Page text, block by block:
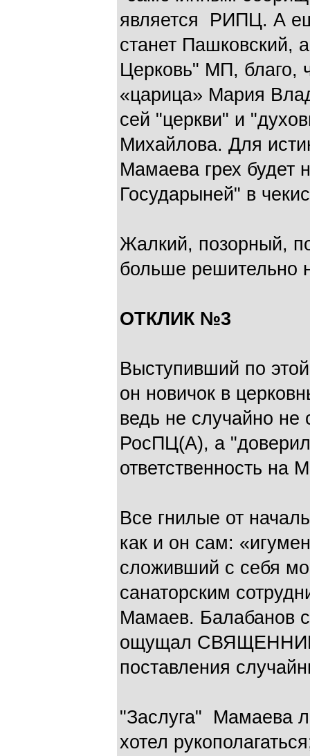
является РИПЦ. А
станет Пашковский,
Церковь" МП, благо,
«царица» Мария
сей "церкви" и
Михайлова. Для
Мамаева грех будет
Государыней" в
Жалкий, позорный,
больше решительно
ОТКЛИК №3
Выступивший по
он новичок в
ведь не случайно не
РосПЦ(А), а
ответственность на
Все гнилые от
как и он сам:
сложивший с себя
санаторским
Мамаев. Балабанов
ощущал
поставления
"Заслуга" Мамаева
хотел